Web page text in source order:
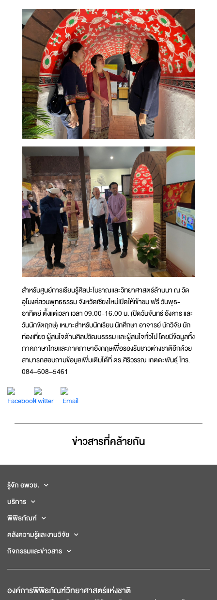
สำหรับศูนย์การเรียนรู้ศิลปะโบราณและวิทยาศาสตร์ล้านนา ณ วัด
อุโมงค์สวนพุทธธรรม จังหวัดเชียงใหม่เปิดให้เข้าชม ฟรี วันพุธ-
อาทิตย์ ตั้งแต่เวลา เวลา 09.00-16.00 น. (ปิดวันจันทร์ อังคาร และ
วันนักขัตฤกษ์) เหมาะสำหรับนักเรียน นักศึกษา อาจารย์ นักวิจัย นัก
ท่องเที่ยว ผู้สนใจด้านศิลปวัฒนธรรม และผู้สนใจทั่วไป โดยมีข้อมูลทั้ง
ภาคภาษาไทยและภาคภาษาอังกฤษเพื่อรองรับชาวต่างชาติอีกด้วย
สามารถสอบถามข้อมูลเพิ่มเติมได้ที่ ดร.ศิริวรรณ เกตตะพันธุ์ โทร.
084–608–5461
ข่าวสารที่่คล้ายกัน
รู้จัก อพวช.
บริการ
พิพิธภัณฑ์
คลังความรู้และงานวิจัย
กิจกรรมและข่าวสาร
องค์การพิพิธภัณฑ์วิทยาศาสตร์แห่งชาติ